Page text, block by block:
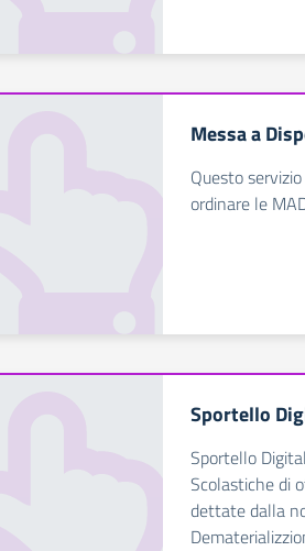
Messa a
Questo
ordinare le
Sportello
Sportello
Scolastiche di
dettate dalla